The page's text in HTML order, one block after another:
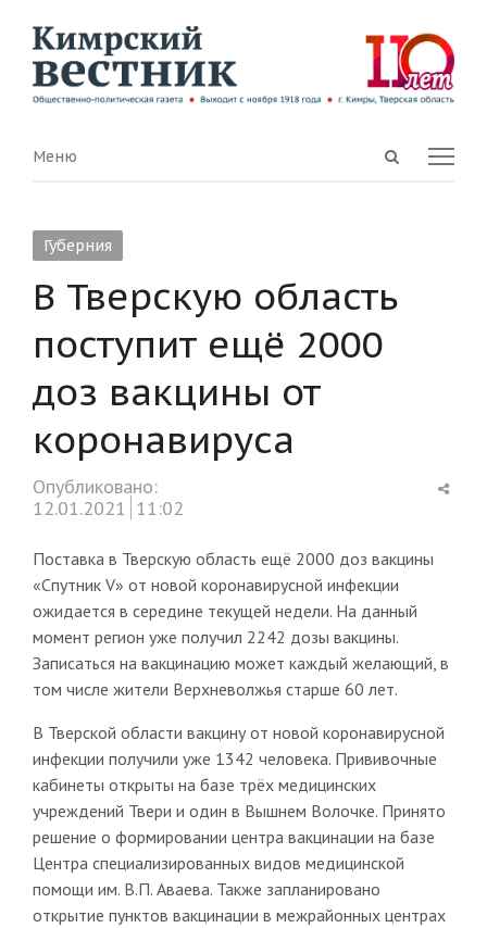
Open
Menu
Меню
Губерния
В Тверскую область
поступит ещё 2000
доз вакцины от
коронавируса
Опубликовано:
12.01.2021 11:02
Поставка в Тверскую область ещё 2000 доз вакцины
«Спутник V» от новой коронавирусной инфекции
ожидается в середине текущей недели. На данный
момент регион уже получил 2242 дозы вакцины.
Записаться на вакцинацию может каждый желающий, в
том числе жители Верхневолжья старше 60 лет.
В Тверской области вакцину от новой коронавирусной
инфекции получили уже 1342 человека. Прививочные
кабинеты открыты на базе трёх медицинских
учреждений Твери и один в Вышнем Волочке. Принято
решение о формировании центра вакцинации на базе
Центра специализированных видов медицинской
помощи им. В.П. Аваева. Также запланировано
открытие пунктов вакцинации в межрайонных центрах